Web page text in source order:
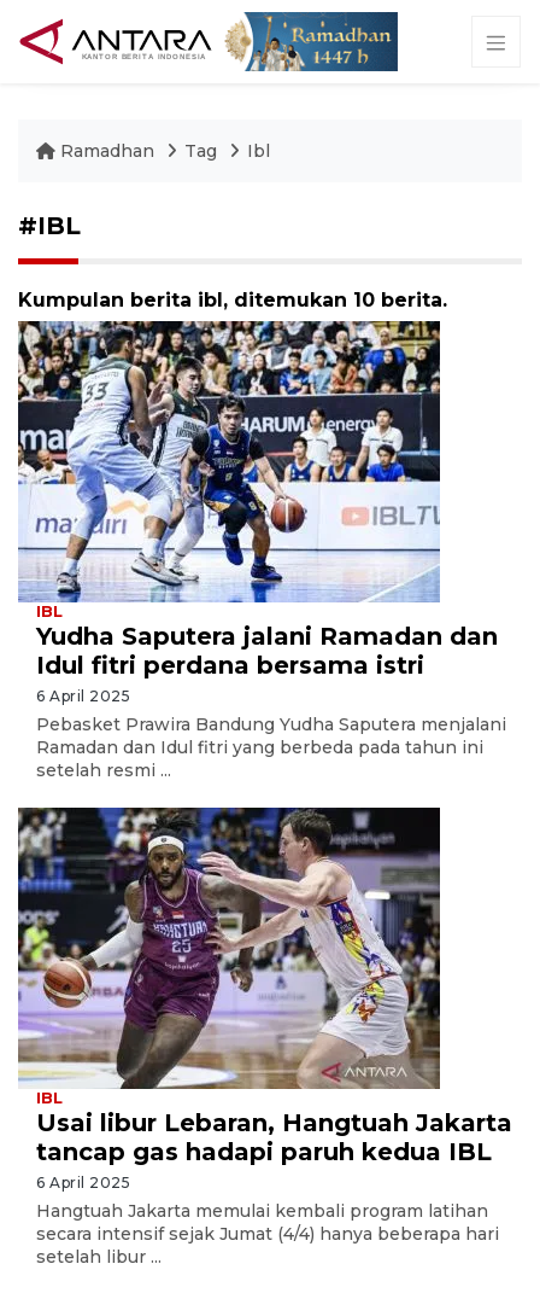
Ramadhan Tag Ibl
#IBL
Kumpulan berita ibl, ditemukan 10 berita.
IBL
Yudha Saputera jalani Ramadan dan
Idul fitri perdana bersama istri
6 April 2025
Pebasket Prawira Bandung Yudha Saputera menjalani
Ramadan dan Idul fitri yang berbeda pada tahun ini
setelah resmi ...
IBL
Usai libur Lebaran, Hangtuah Jakarta
tancap gas hadapi paruh kedua IBL
6 April 2025
Hangtuah Jakarta memulai kembali program latihan
secara intensif sejak Jumat (4/4) hanya beberapa hari
setelah libur ...